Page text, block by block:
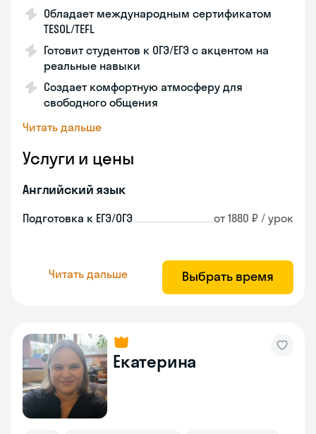
Обладает международным сертификатом
TESOL/TEFL
Готовит студентов к ОГЭ/ЕГЭ с акцентом на
реальные навыки
Создает комфортную атмосферу для
свободного общения
Читать дальше
Услуги и цены
Английский язык
Подготовка к ЕГЭ/ОГЭ от 1880 ₽ / урок
Читать дальше Выбрать время
Екатерина